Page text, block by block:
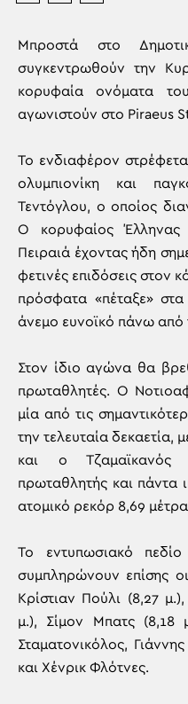
Μπροστά στο
συγκεντρωθούν την
κορυφαία ονόματα
αγωνιστούν στο Piraeus
Το ενδιαφέρον
ολυμπιονίκη και
Τεντόγλου, ο οποίος
Ο κορυφαίος Έλληνας
Πειραιά έχοντας ήδη
φετινές επιδόσεις στον
πρόσφατα «πέταξε»
άνεμο ευνοϊκό πάνω από
Στον ίδιο αγώνα θα
πρωταθλητές. Ο
μία από τις
την τελευταία δεκαετία,
και ο Τζαμαϊκανός
πρωταθλητής και πάντα
ατομικό ρεκόρ 8,69
Το εντυπωσιακό
συμπληρώνουν επίσης
Κρίστιαν Πούλι (8,27
μ.), Σίμον Μπατς (8,18
Σταματονικόλος,
και Χένρικ Φλότνες.